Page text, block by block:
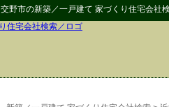
交野市の新築／一戸建て 家づくり住宅会社